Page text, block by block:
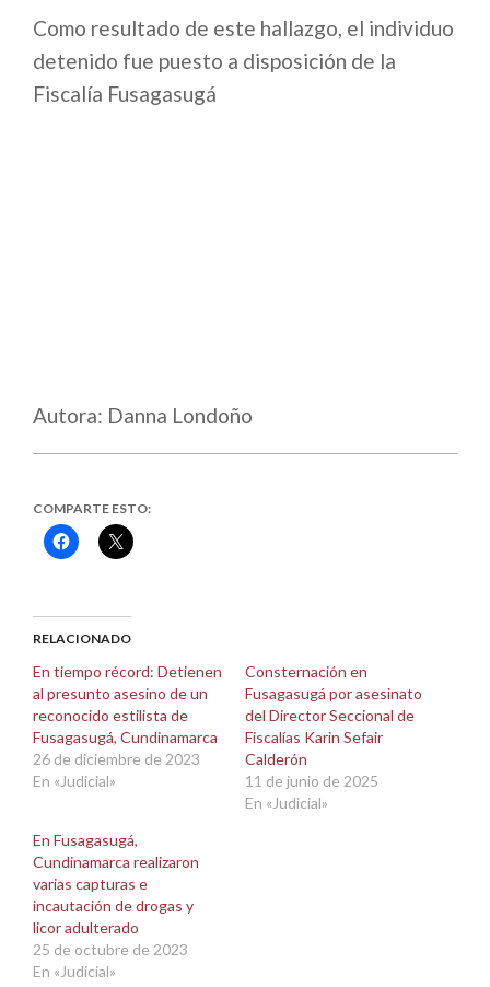
Como resultado de este hallazgo, el individuo
detenido fue puesto a disposición de la
Fiscalía Fusagasugá
Autora: Danna Londoño
COMPARTE ESTO:
Haz
clic
(Se
abre
una
ventana
nueva)
Haz
clic
(Se
abre
una
ventana
nueva)
RELACIONADO
En tiempo récord: Detienen
al presunto asesino de un
reconocido estilista de
Fusagasugá, Cundinamarca
26 de diciembre de 2023
En «Judicial»
Consternación en
Fusagasugá por asesinato
del Director Seccional de
Fiscalías Karin Sefair
Calderón
11 de junio de 2025
En «Judicial»
En Fusagasugá,
Cundinamarca realizaron
varias capturas e
incautación de drogas y
licor adulterado
25 de octubre de 2023
En «Judicial»